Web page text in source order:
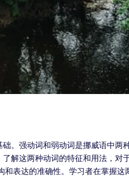
。强动词和弱动词是挪威语中两
解这两种动词的特征和用法，对
表达的准确性。学习者在掌握